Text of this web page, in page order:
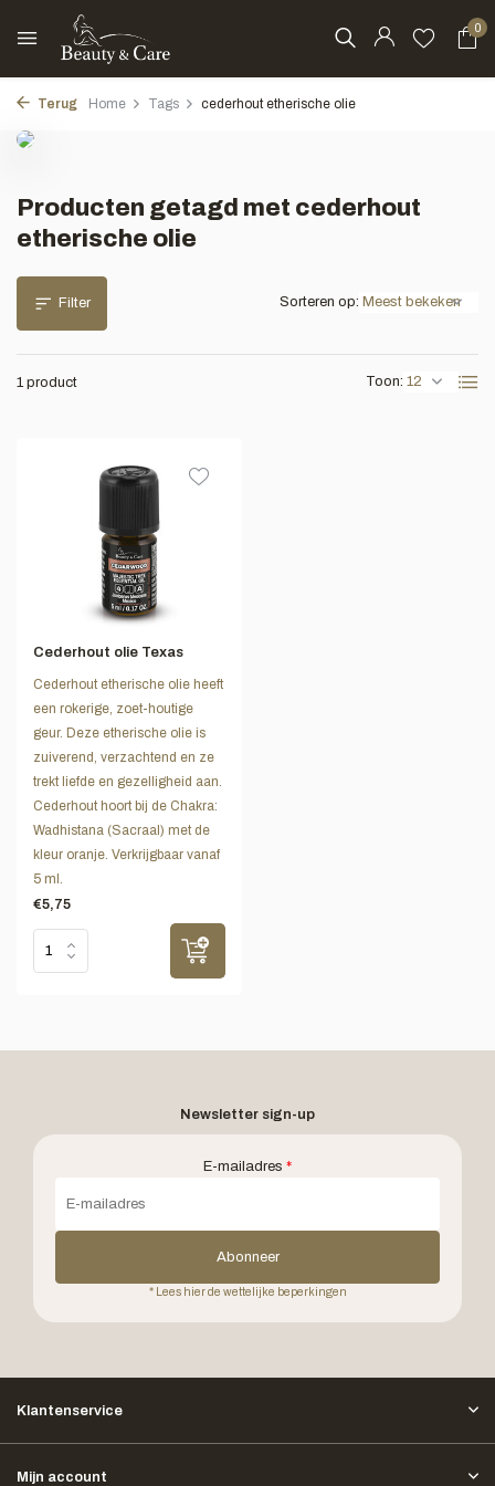
0
Terug Home Tags cederhout etherische olie
Producten getagd met cederhout
etherische olie
Filter
1 product Toon:
Sorteren op:
Cederhout olie Texas
Cederhout etherische olie heeft
een rokerige, zoet-houtige
geur. Deze etherische olie is
zuiverend, verzachtend en ze
trekt liefde en gezelligheid aan.
Cederhout hoort bij de Chakra:
Wadhistana (Sacraal) met de
kleur oranje. Verkrijgbaar vanaf
5 ml.
€5,75
Newsletter sign-up
E-mailadres *
Abonneer
* Lees hier de wettelijke beperkingen
Klantenservice
Mijn account